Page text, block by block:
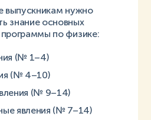
выпускникам нужно
знание основных
по физике:
(№ 1–4)
(№ 4–10)
(№ 9–14)
явления (№ 7–14)